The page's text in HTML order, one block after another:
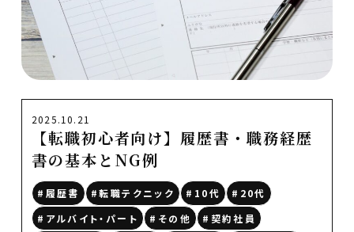
2025.10.21
【転職初心者向け】履歴書・職務経歴
書の基本とNG例
#履歴書 #転職テクニック #10代
#20代
#アルバイト・パート
#その他
#契約社員